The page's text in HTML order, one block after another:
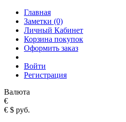
Главная
Заметки (0)
Личный Кабинет
Корзина покупок
Оформить заказ
Войти
Регистрация
Валюта
€
€ $ руб.